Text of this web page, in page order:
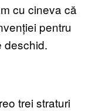
cu cineva că
pentru
deschid.
trei straturi